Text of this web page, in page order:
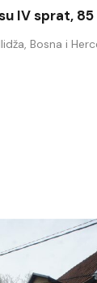
IV sprat, 85
Bosna i